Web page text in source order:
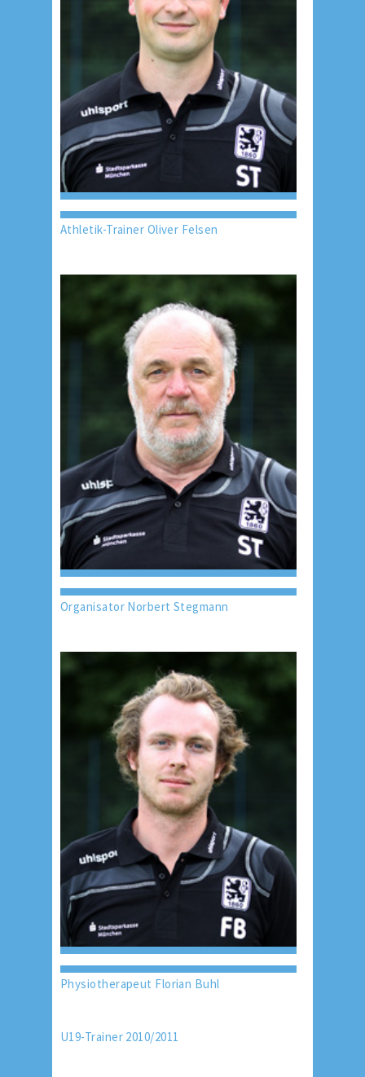
Athletik-Trainer Oliver Felsen
Organisator Norbert Stegmann
Physiotherapeut Florian Buhl
U19-Trainer 2010/2011